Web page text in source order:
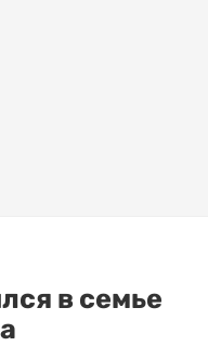
в семье